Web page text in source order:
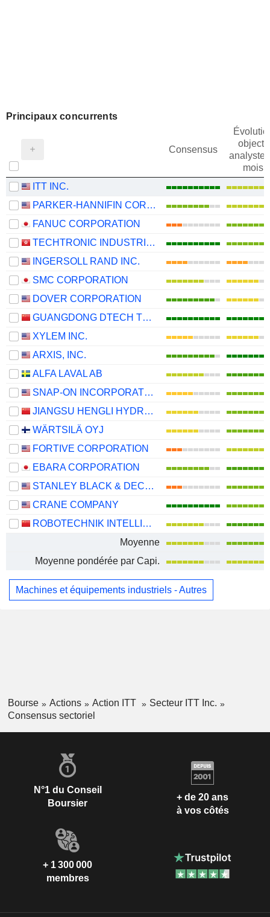
Principaux concurrents
Consensus
objectif
mois
ITT INC.
PARKER-HANNIFIN CORPORATION
FANUC CORPORATION
TECHTRONIC INDUSTRIES COMPANY LIMITED
INGERSOLL RAND INC.
SMC CORPORATION
DOVER CORPORATION
GUANGDONG DTECH TECHNOLOGY CO., LTD.
XYLEM INC.
ARXIS, INC.
ALFA LAVAL AB
SNAP-ON INCORPORATED
JIANGSU HENGLI HYDRAULIC CO.,LTD
WÄRTSILÄ OYJ
FORTIVE CORPORATION
EBARA CORPORATION
STANLEY BLACK & DECKER, INC.
CRANE COMPANY
ROBOTECHNIK INTELLIGENT TECHNOLOGY CO., LTD
Moyenne
Moyenne pondérée par Capi.
Machines et équipements industriels - Autres
Bourse Actions Action ITT
Secteur ITT Inc.
Consensus sectoriel
N°1 du Conseil
Boursier
+ de 20 ans
à vos côtés
+ 1 300 000
membres